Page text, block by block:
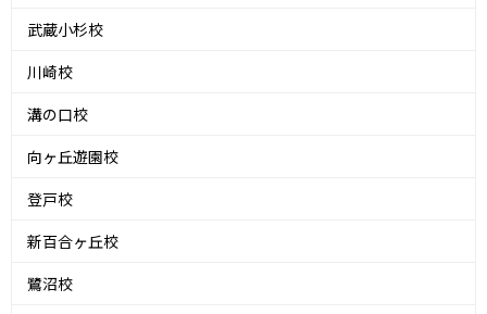
武蔵小杉校
川崎校
溝の口校
向ヶ丘遊園校
登戸校
新百合ヶ丘校
鷺沼校